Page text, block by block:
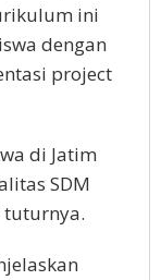
ini
dengan
project
di Jatim
SDM
tuturnya.